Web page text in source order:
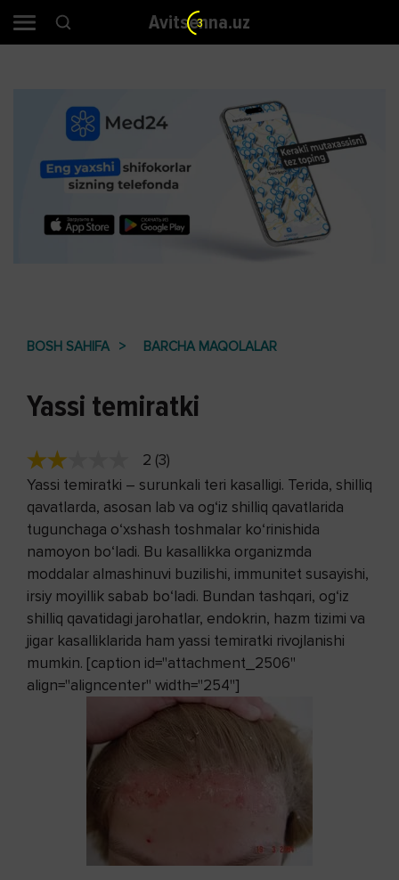
Avitsenna.uz
BOSH SAHIFA BARCHA MAQOLALAR
Yassi temiratki
2 (3)
Yassi temiratki – surunkali teri kasalligi. Terida, shilliq
qavatlarda, asosan lab va og‘iz shilliq qavatlarida
tugunchaga o‘xshash toshmalar ko‘rinishida
namoyon bo‘ladi. Bu kasallikka organizmda
moddalar almashinuvi buzilishi, immunitet susayishi,
irsiy moyillik sabab bo‘ladi. Bundan tashqari, og‘iz
shilliq qavatidagi jarohatlar, endokrin, hazm tizimi va
jigar kasalliklarida ham yassi temiratki rivojlanishi
mumkin. [caption id="attachment_2506"
align="aligncenter" width="254"]
2